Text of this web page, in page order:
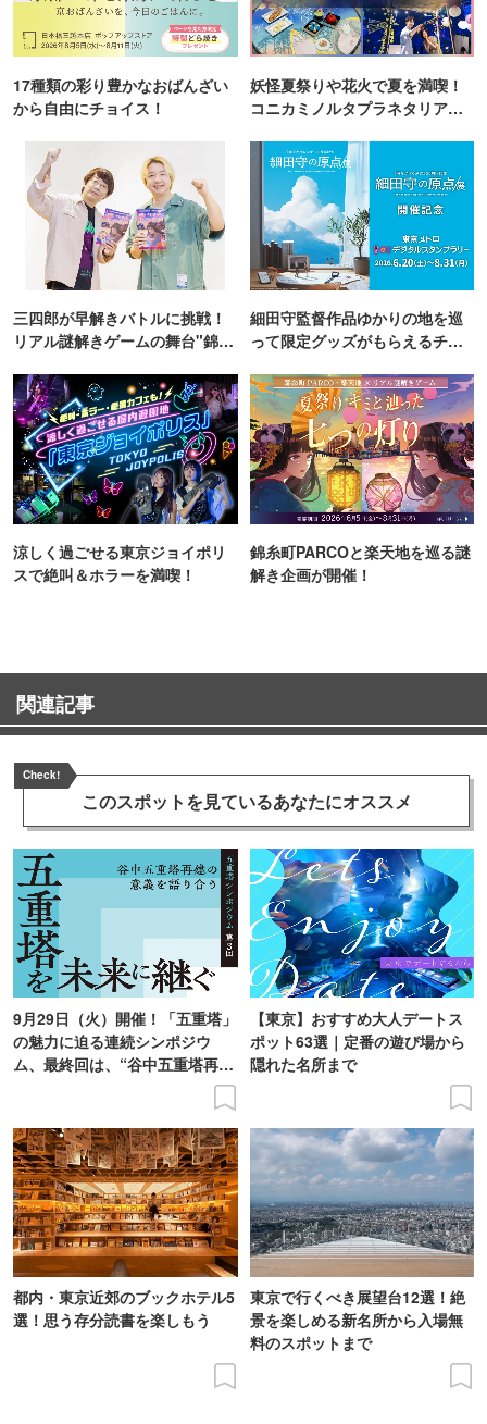
17種類の彩り豊かなおばんざい
から自由にチョイス！
妖怪夏祭りや花火で夏を満喫！
コニカミノルタプラネタリア
三四郎が早解きバトルに挑戦！
リアル謎解きゲームの舞台"錦糸
細田守監督作品ゆかりの地を巡
って限定グッズがもらえるチャ
涼しく過ごせる東京ジョイポリ
スで絶叫＆ホラーを満喫！
錦糸町PARCOと楽天地を巡る謎
解き企画が開催！
関連記事
Check!
このスポットを見ているあなたにオススメ
9月29日（火）開催！「五重塔」
の魅力に迫る連続シンポジウ
ム、最終回は、“谷中五重塔再建
【東京】おすすめ大人デートス
ポット63選｜定番の遊び場から
隠れた名所まで
都内・東京近郊のブックホテル5
選！思う存分読書を楽しもう
東京で行くべき展望台12選！絶
景を楽しめる新名所から入場無
料のスポットまで